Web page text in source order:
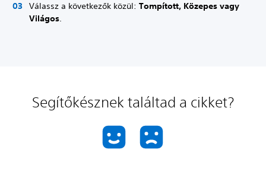
Válassz a következők közül: Tompított, Közepes vagy
Világos.
Segítőkésznek találtad a cikket?